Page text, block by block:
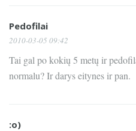
Pedofilai
2010-03-05 09:42
Tai gal po kokių 5 metų ir
normalu? Ir darys eitynes ir pan.
:o)